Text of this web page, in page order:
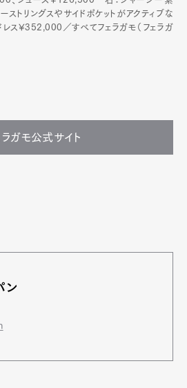
ストリングスやサイドポケットがアクティブな
レス¥352,000／すべてフェラガモ（フェラガ
ラガモ公式サイト
ン